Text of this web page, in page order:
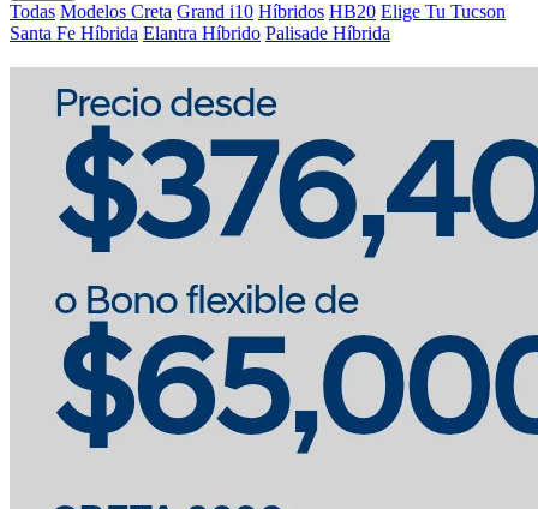
Todas Modelos Creta Grand i10 Híbridos HB20 Elige Tu Tucson
Santa Fe Híbrida Elantra Híbrido Palisade Híbrida